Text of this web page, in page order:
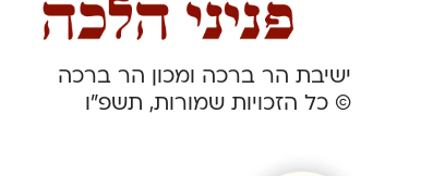
ישיבת הר ברכה ומכון הר ברכה
© כל הזכויות שמורות, תשפ”ו